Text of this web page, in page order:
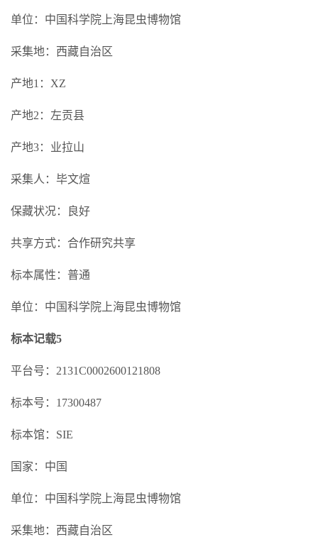
单位：中国科学院上海昆虫博物馆
采集地：西藏自治区
产地1：XZ
产地2：左贡县
产地3：业拉山
采集人：毕文煊
保藏状况：良好
共享方式：合作研究共享
标本属性：普通
单位：中国科学院上海昆虫博物馆
标本记载5
平台号：2131C0002600121808
标本号：17300487
标本馆：SIE
国家：中国
单位：中国科学院上海昆虫博物馆
采集地：西藏自治区